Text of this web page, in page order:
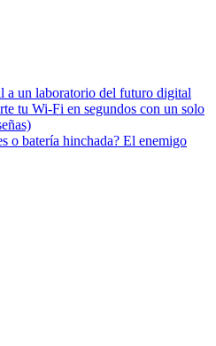
a un laboratorio del futuro digital
tu Wi-Fi en segundos con un solo
o batería hinchada? El enemigo